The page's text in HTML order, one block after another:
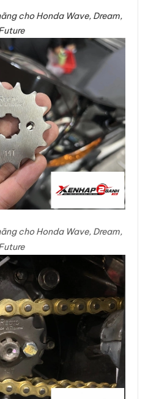
cho Honda Wave, Dream,
cho Honda Wave, Dream,